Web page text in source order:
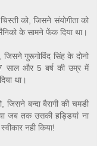
को, जिसने संयोगीता को
के सामने फेंक दिया था।
गुरूगोविंद सिंह के दोनो
साल और 5 बर्ष की उम्र में
था।
बन्दा बैरागी की चमडी
जब तक उसकी हड्डियां ना
नही किया!